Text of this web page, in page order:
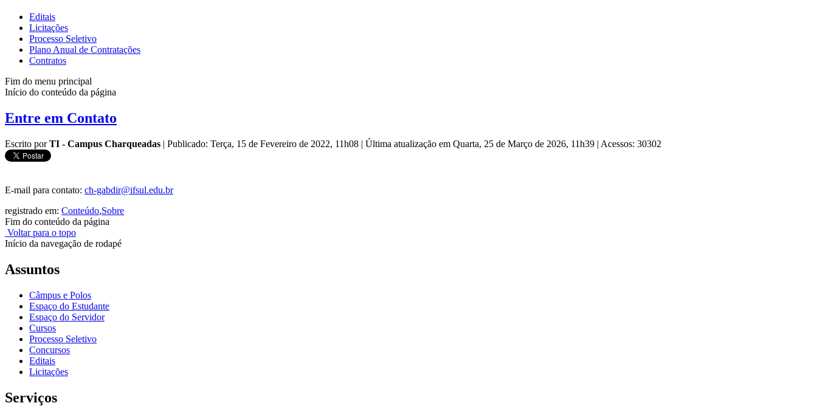
Editais
Licitações
Processo Seletivo
Plano Anual de Contratações
Contratos
Fim do menu principal
Início do conteúdo da página
Entre em Contato
Escrito porTI - Campus Charqueadas | Publicado: Terça, 15 de Fevereiro de 2022, 11h08 | Última atualização em Quarta, 25 de Março de 2026, 11h39 | Acessos: 30302
E-mail para contato: ch-gabdir@ifsul.edu.br
registrado em: Conteúdo,Sobre
Fim do conteúdo da página
Voltar para o topo
Início da navegação de rodapé
Assuntos
Câmpus e Polos
Espaço do Estudante
Espaço do Servidor
Cursos
Processo Seletivo
Concursos
Editais
Licitações
Serviços